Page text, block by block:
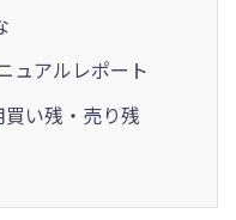
ュアルレポート
買い残・売り残